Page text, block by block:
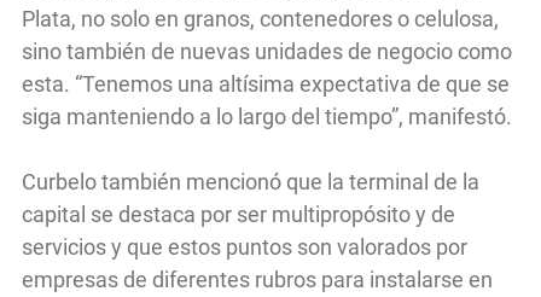
Plata, no solo en granos, contenedores o celulosa,
sino también de nuevas unidades de negocio como
esta. “Tenemos una altísima expectativa de que se
siga manteniendo a lo largo del tiempo”, manifestó.
Curbelo también mencionó que la terminal de la
capital se destaca por ser multipropósito y de
servicios y que estos puntos son valorados por
empresas de diferentes rubros para instalarse en